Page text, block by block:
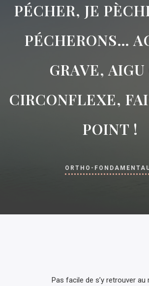
PÉCHER, JE
PÉCHERONS…
GRAVE, AIGU
CIRCONFLEXE,
POINT !
ORTHO-
Pas facile de s’y retrouver au